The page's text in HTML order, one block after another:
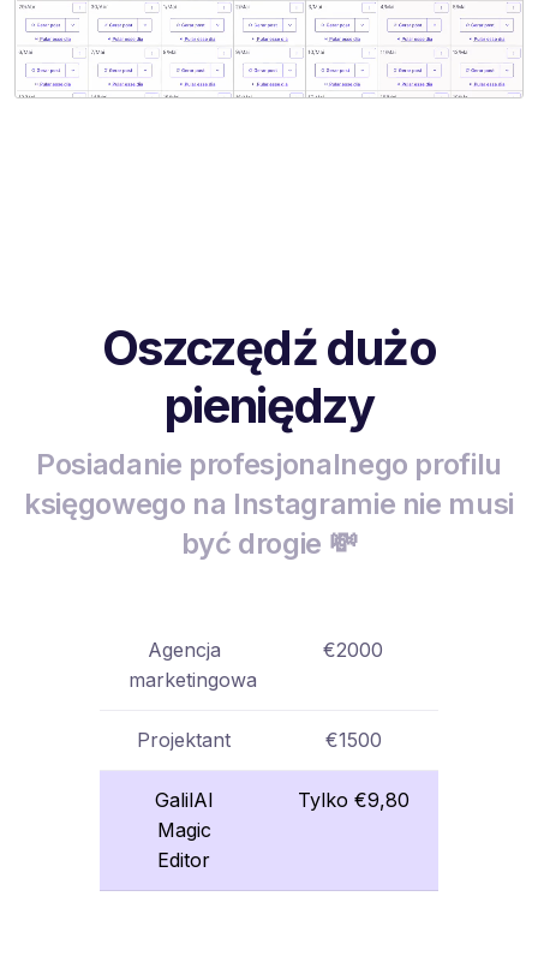
Oszczędź dużo
pieniędzy
Posiadanie profesjonalnego profilu
księgowego na Instagramie nie musi
być drogie 💸
Agencja
marketingowa
€2000
Projektant €1500
GalilAI
Magic
Editor
Tylko €9,80